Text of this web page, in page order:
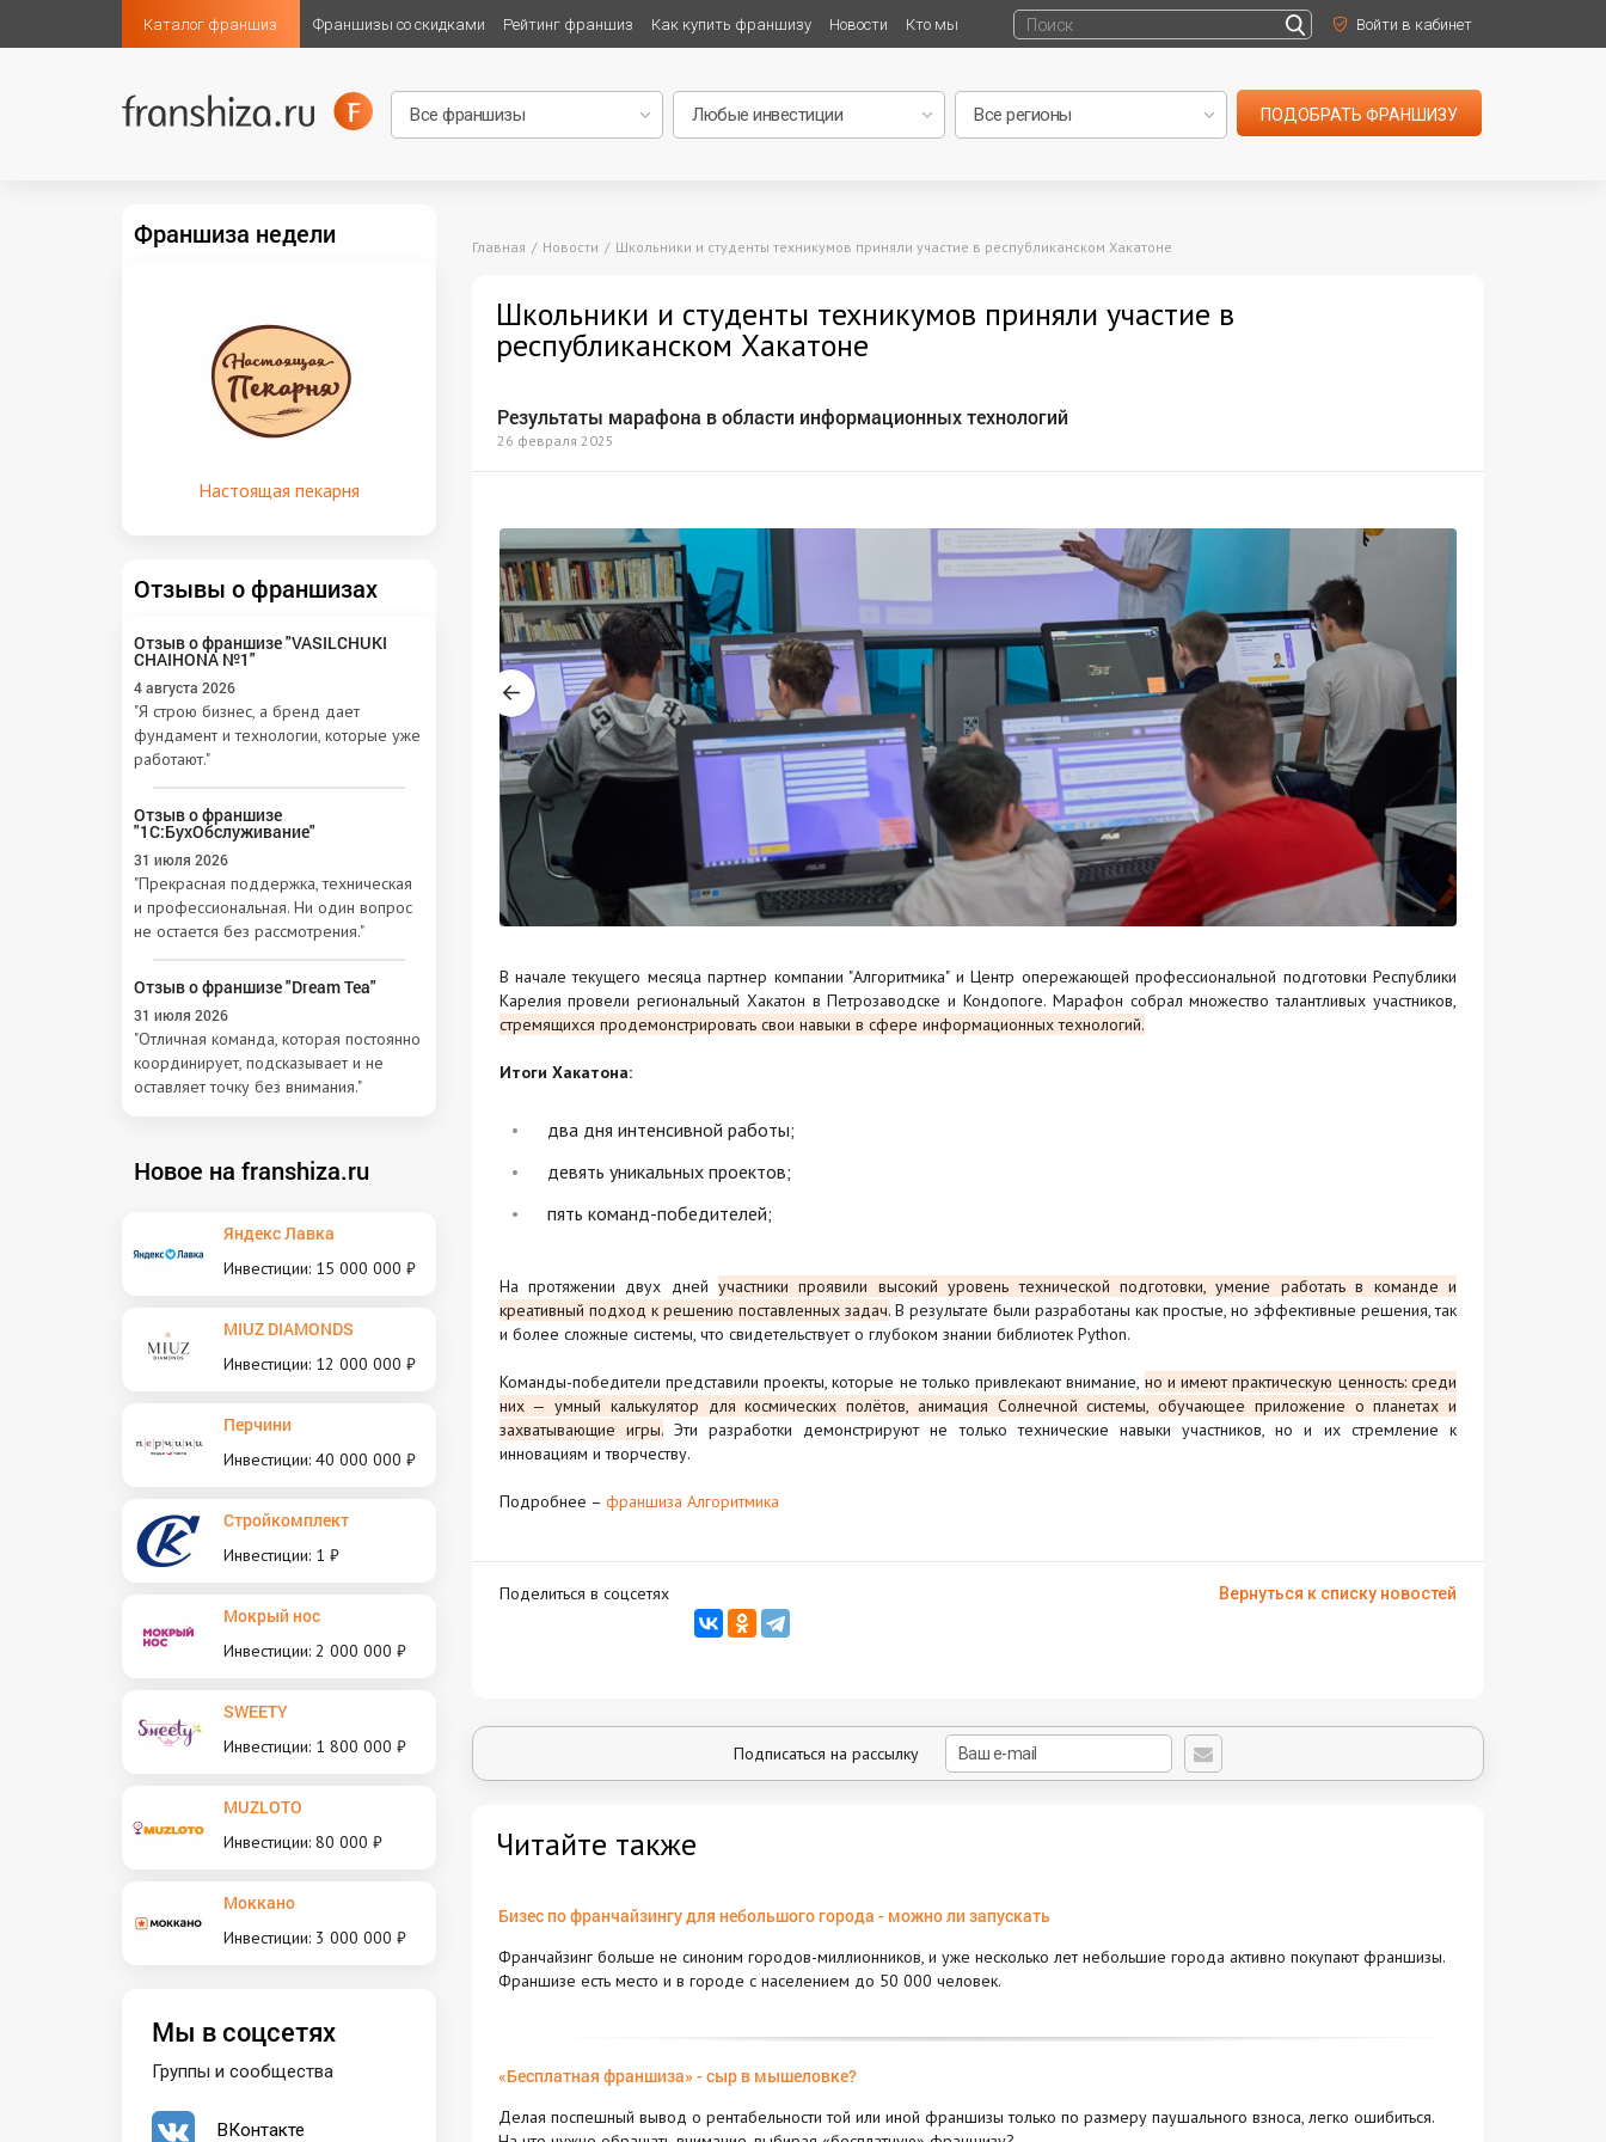
Каталог франшиз Франшизы со скидками Рейтинг франшиз Как купить франшизу Новости Кто мы Войти в кабинет
ПОДОБРАТЬ ФРАНШИЗУ
Главная Новости Школьники и студенты техникумов приняли участие в республиканском Хакатоне
Школьники и студенты техникумов приняли участие в
республиканском Хакатоне
Результаты марафона в области информационных технологий
26 февраля 2025
В начале текущего месяца партнер компании "Алгоритмика" и Центр опережающей профессиональной подготовки Республики
Карелия провели региональный Хакатон в Петрозаводске и Кондопоге. Марафон собрал множество талантливых участников,
стремящихся продемонстрировать свои навыки в сфере информационных технологий.
Итоги Хакатона:
два дня интенсивной работы;
девять уникальных проектов;
пять команд-победителей;
На протяжении двух днейучастники проявили высокий уровень технической подготовки, умение работать в команде и
креативный подход к решению поставленных задач.В результате были разработаны как простые, но эффективные решения, так
и более сложные системы, что свидетельствует о глубоком знании библиотек Python.
Команды-победители представили проекты, которые не только привлекают внимание, но и имеют практическую ценность: среди
них — умный калькулятор для космических полётов, анимация Солнечной системы, обучающее приложение о планетах и
захватывающие игры.Эти разработки демонстрируют не только технические навыки участников, но и их стремление к
инновациям и творчеству.
Подробнее – франшиза Алгоритмика
Поделиться в соцсетях Вернуться к списку новостей
Подписаться на рассылку
Читайте также
Бизес по франчайзингу для небольшого города - можно ли запускать
Франчайзинг больше не синоним городов-миллионников, и уже несколько лет небольшие города активно покупают франшизы.
Франшизе есть место и в городе с населением до 50 000 человек.
«Бесплатная франшиза» - сыр в мышеловке?
Делая поспешный вывод о рентабельности той или иной франшизы только по размеру паушального взноса, легко ошибиться.
Франшиза недели
Настоящая пекарня
Отзывы о франшизах
Отзыв о франшизе "VASILCHUKI
CHAIHONA №1"
4 августа 2026
"Я строю бизнес, а бренд дает
фундамент и технологии, которые уже
работают."
Отзыв о франшизе
"1С:БухОбслуживание"
31 июля 2026
"Прекрасная поддержка, техническая
и профессиональная. Ни один вопрос
не остается без рассмотрения."
Отзыв о франшизе "Dream Tea"
31 июля 2026
"Отличная команда, которая постоянно
координирует, подсказывает и не
оставляет точку без внимания."
Новое на franshiza.ru
Яндекс Лавка
Инвестиции: 15 000 000 ₽
MIUZ DIAMONDS
Инвестиции: 12 000 000 ₽
Перчини
Инвестиции: 40 000 000 ₽
Стройкомплект
Инвестиции: 1 ₽
Мокрый нос
Инвестиции: 2 000 000 ₽
SWEETY
Инвестиции: 1 800 000 ₽
MUZLOTO
Инвестиции: 80 000 ₽
Моккано
Инвестиции: 3 000 000 ₽
Мы в соцсетях
Группы и сообщества
ВКонтакте